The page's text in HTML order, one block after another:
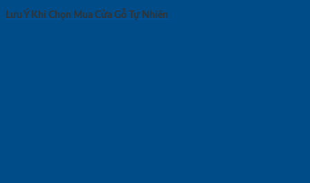
Lưu Ý Khi Chọn Mua Cửa Gỗ Tự Nhiên